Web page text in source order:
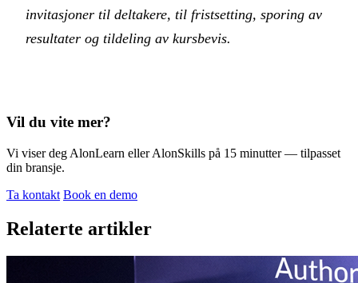
invitasjoner til deltakere, til fristsetting, sporing av
resultater og tildeling av kursbevis.
Vil du vite mer?
Vi viser deg AlonLearn eller AlonSkills på 15 minutter — tilpasset
din bransje.
Ta kontakt Book en demo
Relaterte artikler